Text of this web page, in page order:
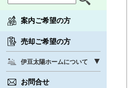
案内ご希望の方
売却ご希望の方
伊豆太陽ホームについて
お問合せ